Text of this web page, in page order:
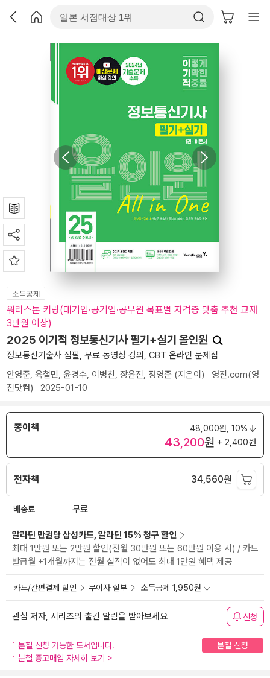
소득공제
워리스톤 키링(대기업·공기업·공무원 목표별 자격증 맞춤 추천 교재
3만원 이상)
2025 이기적 정보통신기사 필기+실기 올인원
정보통신기술사 집필, 무료 동영상 강의, CBT 온라인 문제집
안영준, 육철민, 윤경수, 이병찬, 장윤진, 정영준 (지은이) 영진.com(영
진닷컴) 2025-01-10
종이책 48,000원, 10%
43,200원 + 2,400원
전자책 34,560원
배송료 무료
알라딘 만권당 삼성카드, 알라딘 15% 청구 할인
최대 1만원 또는 2만원 할인(전월 30만원 또는 60만원 이용 시) / 카드
발급월 +1개월까지는 전월 실적이 없어도 최대 1만원 혜택 제공
카드/간편결제 할인 무이자 할부 소득공제 1,950원
관심 저자, 시리즈의 출간 알림을 받아보세요 신청
분철 신청 가능한 도서입니다.
분철 신청
분철 중고매입 자세히 보기 >